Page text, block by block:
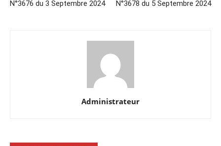
N°3676 du 3 Septembre 2024 N°3678 du 5 Septembre 2024
Administrateur